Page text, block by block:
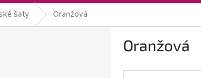
šaty Oranžová
Oranžová